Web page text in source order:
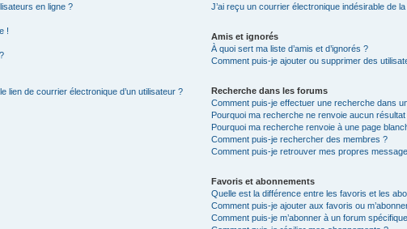
en ligne ?
!
lien de courrier électronique d’un utilisateur ?
J’ai reçu un courrier électronique indésirable de
Amis et ignorés
À quoi sert ma liste d’amis et d’ignorés ?
Comment puis-je ajouter ou supprimer des
Recherche dans les forums
Comment puis-je effectuer une recherche dans
Pourquoi ma recherche ne renvoie aucun résultat
Pourquoi ma recherche renvoie à une page
Comment puis-je rechercher des membres ?
Comment puis-je retrouver mes propres
Favoris et abonnements
Quelle est la différence entre les favoris et les
Comment puis-je ajouter aux favoris ou
Comment puis-je m’abonner à un forum